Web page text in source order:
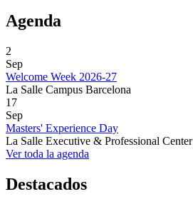
Agenda
2
Sep
Welcome Week 2026-27
La Salle Campus Barcelona
17
Sep
Masters' Experience Day
La Salle Executive & Professional Center
Ver toda la agenda
Destacados